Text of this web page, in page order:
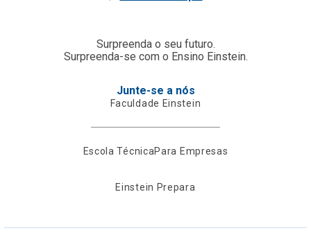
Surpreenda o seu futuro.
Surpreenda-se com o Ensino Einstein.
Junte-se a nós
Faculdade Einstein
Escola TécnicaPara Empresas
Einstein Prepara